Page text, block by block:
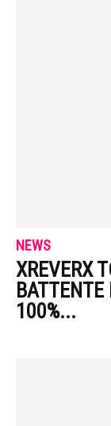
NEWS
XREVERX
BATTENTE
100%...